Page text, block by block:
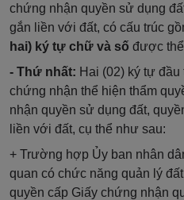
chứng nhận quyền sử dụng
gắn liền với đất, có cấu trúc
hai) ký tự chữ và số được
- Thứ nhất: Hai (02) ký tự
chứng nhận thể hiện thẩm
nhận quyền sử dụng đất,
liền với đất, cụ thể như sau:
+ Trường hợp Ủy ban nhân
quan có chức năng quản lý
quyền cấp Giấy chứng nhận